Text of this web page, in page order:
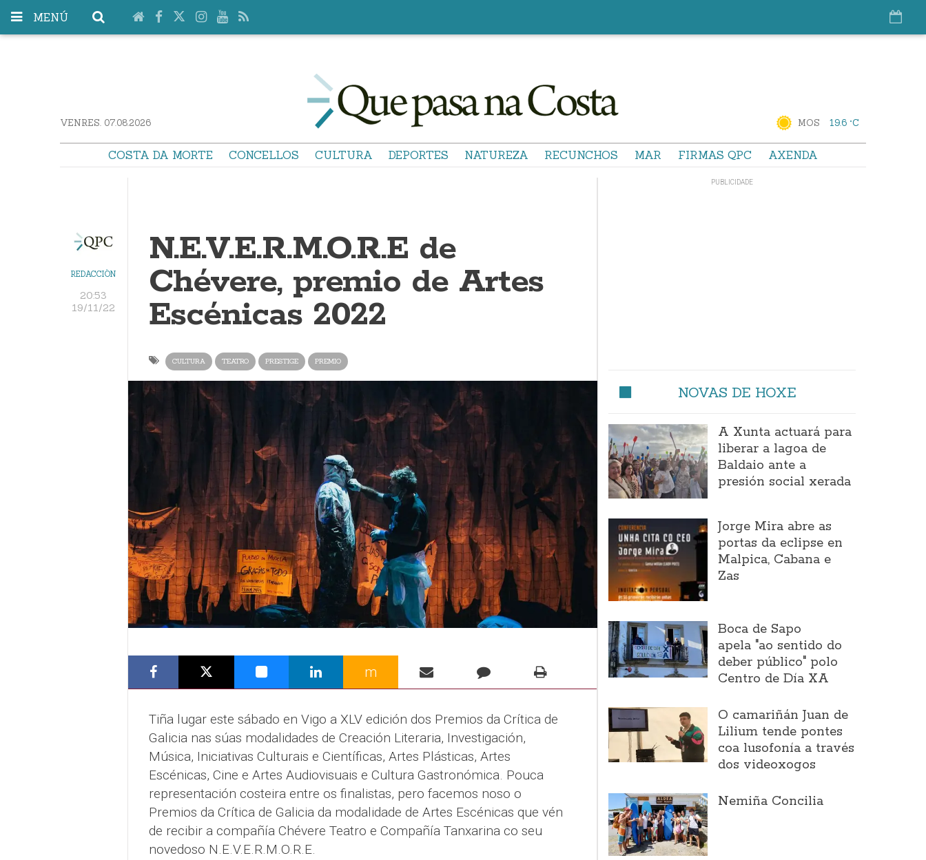
MENÚ
VENRES. 07.08.2026 MOS 19.6 °C
COSTA DA MORTE CONCELLOS CULTURA DEPORTES NATUREZA RECUNCHOS MAR FIRMAS QPC AXENDA
REDACCIÓN
20:53
19/11/22
N.E.V.E.R.M.O.R.E de
Chévere, premio de Artes
Escénicas 2022
CULTURA TEATRO PRESTIGE PREMIO
m
Tiña lugar este sábado en Vigo a XLV edición dos Premios da Crítica de
Galicia nas súas modalidades de Creación Literaria, Investigación,
Música, Iniciativas Culturais e Científicas, Artes Plásticas, Artes
Escénicas, Cine e Artes Audiovisuais e Cultura Gastronómica. Pouca
representación costeira entre os finalistas, pero facemos noso o
Premios da Crítica de Galicia da modalidade de Artes Escénicas que vén
de recibir a compañía Chévere Teatro e Compañía Tanxarina co seu
novedoso N.E.V.E.R.M.O.R.E.
NOVAS DE HOXE
A Xunta actuará para
liberar a lagoa de
Baldaio ante a
presión social xerada
Jorge Mira abre as
portas da eclipse en
Malpica, Cabana e
Zas
Boca de Sapo
apela "ao sentido do
deber público" polo
Centro de Día XA
O camariñán Juan de
Lilium tende pontes
coa lusofonía a través
dos videoxogos
Nemiña Concilia